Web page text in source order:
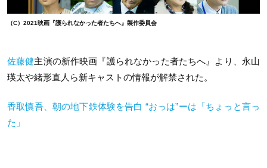
（C）2021映画『護られなかった者たちへ』製作委員会
佐藤健主演の新作映画『護られなかった者たちへ』より、永山
瑛太や緒形直人ら新キャストの情報が解禁された。
香取慎吾、朝の地下鉄体験を告白 “おっは”ーは「ちょっと言っ
た」